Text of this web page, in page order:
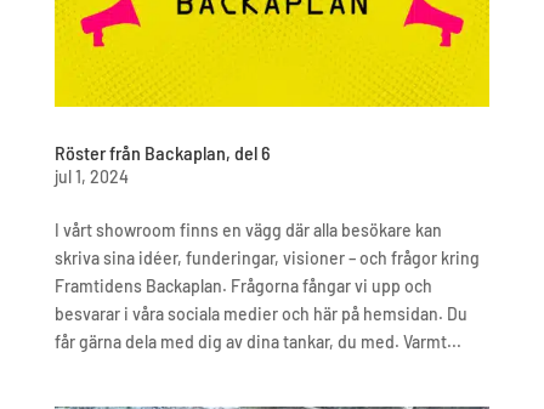
Röster från Backaplan, del 6
jul 1, 2024
I vårt showroom finns en vägg där alla besökare kan
skriva sina idéer, funderingar, visioner – och frågor kring
Framtidens Backaplan. Frågorna fångar vi upp och
besvarar i våra sociala medier och här på hemsidan. Du
får gärna dela med dig av dina tankar, du med. Varmt...